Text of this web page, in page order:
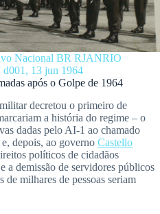
Nacional BR RJANRIO
13 jun 1964
após o Golpe de 1964
decretou o primeiro de
a história do regime – o
dadas pelo AI-1 ao chamado
e, depois, ao governo Castello
políticos de cidadãos
a demissão de servidores públicos
milhares de pessoas seriam